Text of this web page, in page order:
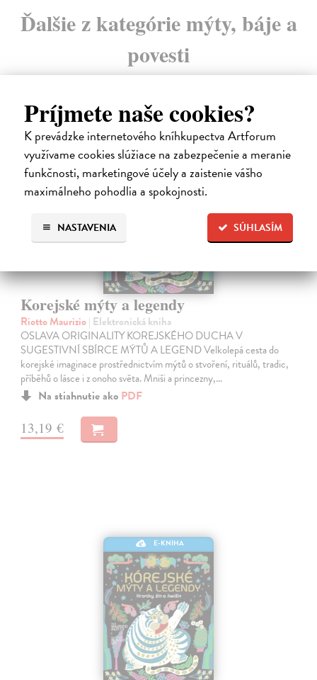
Príjmete naše cookies?
K prevádzke internetového kníhkupectva Artforum
využívame cookies slúžiace na zabezpečenie a meranie
funkčnosti, marketingové účely a zaistenie vášho
maximálneho pohodlia a spokojnosti.
SÚHLASÍM
NASTAVENIA
Ďalšie z kategórie mýty, báje a
povesti
E-KNIHA
Korejské mýty a legendy
Riotto Maurizio| Elektronická kniha
OSLAVA ORIGINALITY KOREJSKÉHO DUCHA V
SUGESTIVNÍ SBÍRCE MÝTŮ A LEGEND Velkolepá cesta do
korejské imaginace prostřednictvím mýtů o stvoření, rituálů, tradic,
příběhů o lásce i z onoho světa. Mniši a princezny,…
Na stiahnutie ako PDF
13,19 €
E-KNIHA